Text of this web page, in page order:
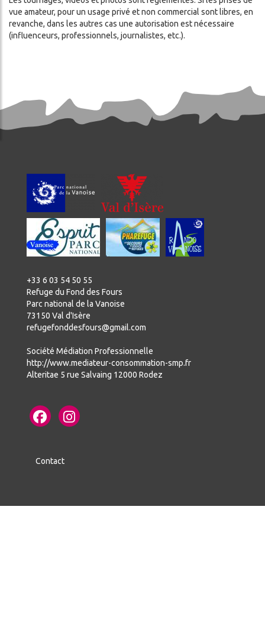
vue amateur, pour un usage privé et non commercial sont libres, en
revanche, dans les autres cas une autorisation est nécessaire
(influenceurs, professionnels, journalistes, etc.).
+33 6 03 54 50 55
Refuge du Fond des Fours
Parc national de la Vanoise
73150 Val d'Isère
refugefonddesfours@gmail.com
Société Médiation Professionnelle
http://www.mediateur-consommation-smp.fr
Alteritae 5 rue Salvaing 12000 Rodez
Contact